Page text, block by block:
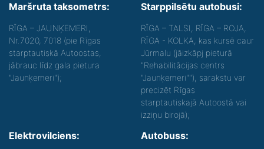
Maršruta taksometrs:
RĪGA – JAUNĶEMERI,
Nr.7020, 7018 (pie Rīgas
starptautiskā Autoostas,
jābrauc līdz gala pietura
"Jaunķemeri");
Starppilsētu autobusi:
RĪGA – TALSI, RĪGA – ROJA,
RĪGA - KOLKA, kas kursē caur
Jūrmalu (jāizkāpj pieturā
"Rehabilitācijas centrs
"Jaunķemeri""), sarakstu var
precizēt Rīgas
starptautiskajā Autoostā vai
izziņu birojā);
Elektrovilciens: Autobuss: